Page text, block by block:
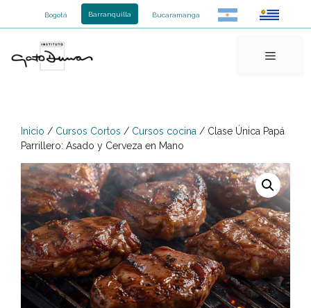
Bogotá Barranquilla Bucaramanga
Menú
Inicio / Cursos Cortos / Cursos cocina / Clase Única Papá
Parrillero: Asado y Cerveza en Mano